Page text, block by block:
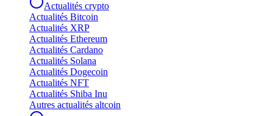
Actualités crypto
Actualités Bitcoin
Actualités XRP
Actualités Ethereum
Actualités Cardano
Actualités Solana
Actualités Dogecoin
Actualités NFT
Actualités Shiba Inu
Autres actualités altcoin